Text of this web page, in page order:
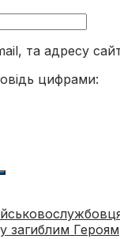
та адресу
цифрами:
загиблим Героям